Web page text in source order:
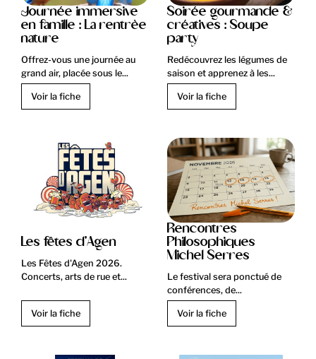
Journée immersive
en famille : La rentrèe
nature
Offrez-vous une journée au
grand air, placée sous le...
Voir la fiche
Soirée gourmande &
créatives : Soupe
party
Redécouvrez les légumes de
saison et apprenez à les...
Voir la fiche
Les fêtes d'Agen
Les Fêtes d'Agen 2026.
Concerts, arts de rue et...
Voir la fiche
Rencontres
Philosophiques
Michel Serres
Le festival sera ponctué de
conférences, de...
Voir la fiche